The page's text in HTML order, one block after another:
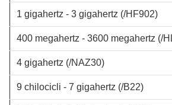
1 gigahertz - 3 gigahertz (/HF902)
400 megahertz - 3600 megahertz (/
4 gigahertz (/NAZ30)
9 chilocicli - 7 gigahertz (/B22)